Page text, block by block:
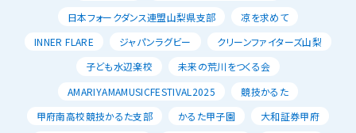
日本フォークダンス連盟山梨県支部
凉を求めて
INNER FLARE
ジャパンラグビー
クリーンファイターズ山梨
子ども水辺楽校
未来の荒川をつくる会
AMARIYAMAMUSICFESTIVAL2025
競技かるた
甲府南高校競技かるた支部
かるた甲子園
大和証券甲府